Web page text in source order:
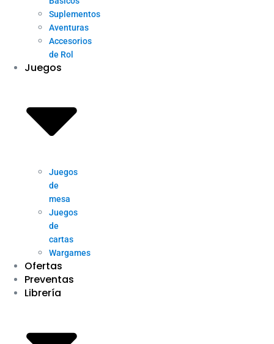
Suplementos
Aventuras
Accesorios
de Rol
Juegos
Juegos
de
mesa
Juegos
de
cartas
Wargames
Ofertas
Preventas
Librería